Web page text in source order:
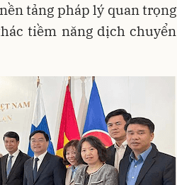
tảng pháp lý quan trọng
tiềm năng dịch chuyển